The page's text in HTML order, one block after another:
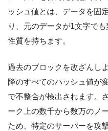
ッシュ値とは、データを固
り、元のデータが1文字で
性質を持ちます。
過去のブロックを改ざんし
降のすべてのハッシュ値が
で不整合が検出されます。
ーク上の数千から数万のノ
ため、特定のサーバーを攻